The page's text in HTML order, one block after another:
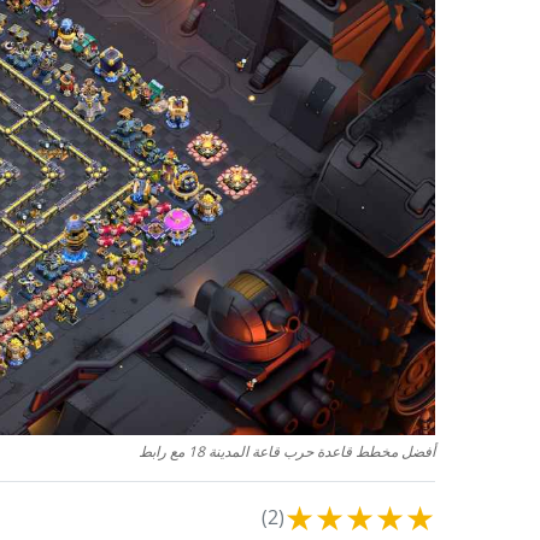
أفضل مخطط قاعدة حرب قاعة المدينة 18 مع رابط
★
★
★
★
★
(2)